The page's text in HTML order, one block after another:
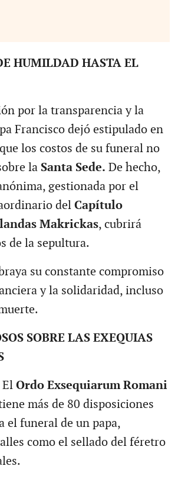
HUMILDAD HASTA EL
por la transparencia y la
Francisco dejó estipulado en
los costos de su funeral no
la Santa Sede. De hecho,
gestionada por el
del Capítulo
Makrickas, cubrirá
de la sepultura.
su constante compromiso
y la solidaridad, incluso
SOBRE LAS EXEQUIAS
El Ordo Exsequiarum Romani
más de 80 disposiciones
el funeral de un papa,
como el sellado del féretro